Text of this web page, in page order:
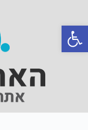
פתח סרגל נגישות